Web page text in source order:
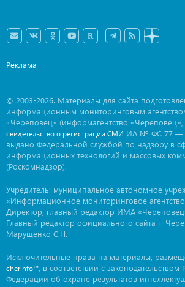
Реклама
© 2003-2026. Материалы для сайта
информационным мониторинговым
«Череповец» (информагентство
свидетельство о регистрации СМИ ИА № ФС 77 —
выдано Федеральной службой по надзору в
информационных технологий и массовых
(Роскомнадзор).
Учредитель: муниципальное автономное
«Информационное мониторинговое
Директор, главный редактор ИМА
Главный редактор официального сайта г.
Марущенко С.Н.
Исключительные права на материалы,
cherinfo™ , в соответствии с законодательством
Федерации об охране результатов